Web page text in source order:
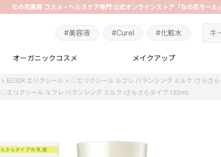
#化粧水
#Curel
#美容液
オーガニックコスメ メイクアップ
ELIXIR エリクシール
◇エリクシール ルフレ バランシング ミルク Ⅰさらさ
◇エリクシール ルフレ バランシング ミルク Ⅰさらさらタイプ 130mL